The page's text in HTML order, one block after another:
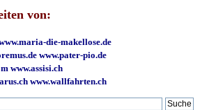
von:
die-makellose.de
www.pater-pio.de
www.assisi.ch
www.wallfahrten.ch